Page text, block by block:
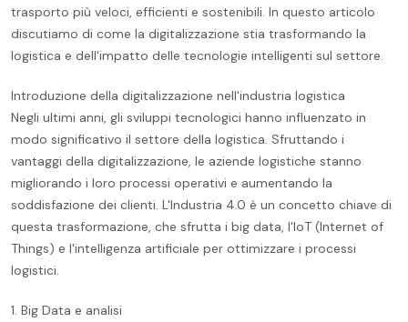
trasporto più veloci, efficienti e sostenibili. In questo articolo
discutiamo di come la digitalizzazione stia trasformando la
logistica e dell'impatto delle tecnologie intelligenti sul settore.
Introduzione della digitalizzazione nell'industria logistica
Negli ultimi anni, gli sviluppi tecnologici hanno influenzato in
modo significativo il settore della logistica. Sfruttando i
vantaggi della digitalizzazione, le aziende logistiche stanno
migliorando i loro processi operativi e aumentando la
soddisfazione dei clienti. L'Industria 4.0 è un concetto chiave di
questa trasformazione, che sfrutta i big data, l'IoT (Internet of
Things) e l'intelligenza artificiale per ottimizzare i processi
logistici.
1. Big Data e analisi